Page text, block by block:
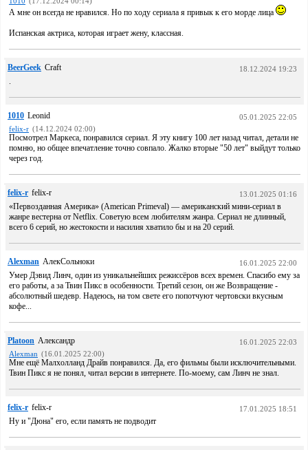
А мне он всегда не нравился. Но по ходу сериала я привык к его морде лица
Испанская актриса, которая играет жену, классная.
BeerGeek Craft 18.12.2024 19:23
.
1010 Leonid
05.01.2025 22:05
felix-r (14.12.2024 02:00)
Посмотрел Маркеса, понравился сериал. Я эту книгу 100 лет назад читал, детали не
помню, но общее впечатление точно совпало. Жалко вторые "50 лет" выйдут только
через год.
felix-r felix-r 13.01.2025 01:16
«Первозданная Америка» (American Primeval) — американский мини-сериал в
жанре вестерна от Netflix. Советую всем любителям жанра. Сериал не длинный,
всего 6 серий, но жестокости и насилия хватило бы и на 20 серий.
Alexman АлекСольноки 16.01.2025 22:00
Умер Дэвид Линч, один из уникальнейших режиссёров всех времен. Спасибо ему за
его работы, а за Твин Пикс в особенности. Третий сезон, он же Возвращение -
абсолютный шедевр. Надеюсь, на том свете его попотчуют чертовски вкусным
кофе...
Platoon Александр
16.01.2025 22:03
Alexman (16.01.2025 22:00)
Мне ещё Малхолланд Драйв понравился. Да, его фильмы были исключительными.
Твин Пикс я не понял, читал версии в интернете. По-моему, сам Линч не знал.
felix-r felix-r 17.01.2025 18:51
Ну и "Дюна" его, если память не подводит